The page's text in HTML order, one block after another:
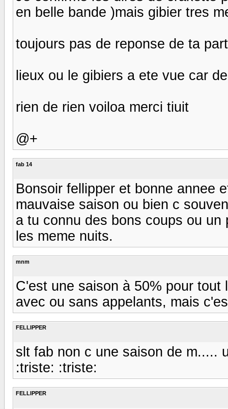
en belle bande )mais gibier tres
toujours pas de reponse de ta
lieux ou le gibiers a ete vue car
rien de rien voiloa merci tiuit
@+
fab 14
Bonsoir fellipper et bonne annee
mauvaise saison ou bien c
a tu connu des bons coups ou
les meme nuits.
mnm
C'est une saison à 50% pour
avec ou sans appelants, mais
FELLIPPER
slt fab non c une saison de m.....
:triste: :triste:
FELLIPPER